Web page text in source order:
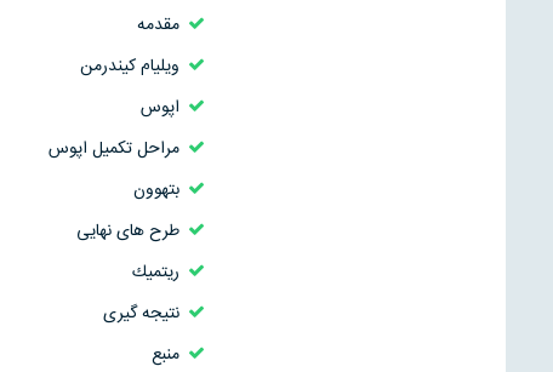
مقدمه
ويليام كيندرمن
اپوس
مراحل تكميل اپوس
بتهوون
طرح هاى نهايى
ريتميك
نتیجه گیری
منبع